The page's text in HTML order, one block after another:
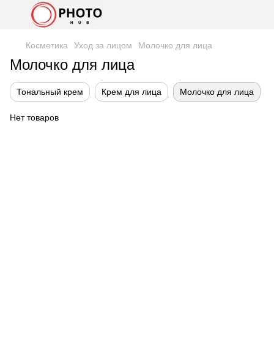
Косметика Уход за лицом Молочко для лица
Молочко для лица
Тональный крем Крем для лица Молочко для лица
Нет товаров